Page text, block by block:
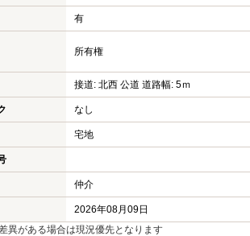
有
所有権
接道: 北西 公道 道路幅: 5ｍ
なし
宅地
仲介
2026年08月09日
異がある場合は現況優先となります